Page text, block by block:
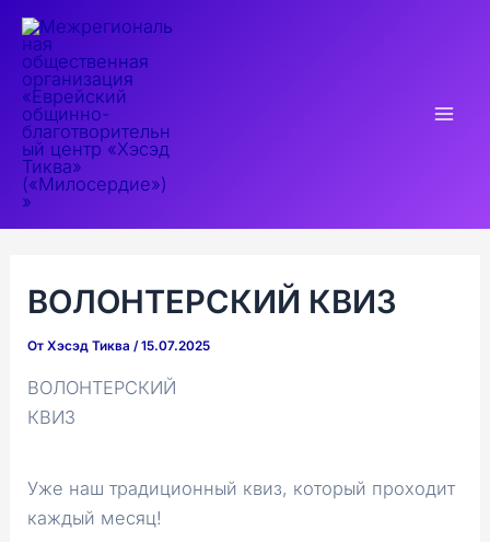
Перейти
содержимому
ВОЛОНТЕРСКИЙ КВИЗ
ОтХэсэд Тиква/15.07.2025
ВОЛОНТЕРСКИЙ
КВИЗ
Уже наш традиционный квиз, который проходит
каждый месяц!